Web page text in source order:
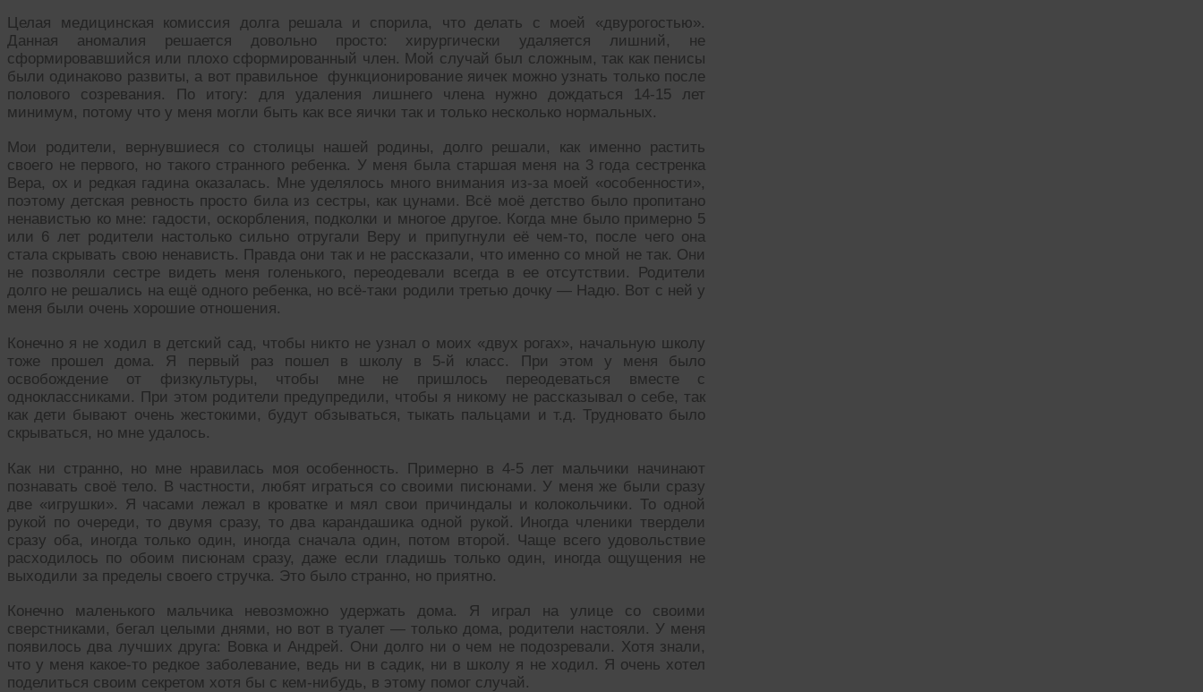
Целая медицинская комиссия долга решала и спорила, что делать с моей «двурогостью».
Данная аномалия решается довольно просто: хирургически удаляется лишний, не
сформировавшийся или плохо сформированный член. Мой случай был сложным, так как пенисы
были одинаково развиты, а вот правильное функционирование яичек можно узнать только после
полового созревания. По итогу: для удаления лишнего члена нужно дождаться 14-15 лет
минимум, потому что у меня могли быть как все яички так и только несколько нормальных.
Мои родители, вернувшиеся со столицы нашей родины, долго решали, как именно растить
своего не первого, но такого странного ребенка. У меня была старшая меня на 3 года сестренка
Вера, ох и редкая гадина оказалась. Мне уделялось много внимания из-за моей «особенности»,
поэтому детская ревность просто била из сестры, как цунами. Всё моё детство было пропитано
ненавистью ко мне: гадости, оскорбления, подколки и многое другое. Когда мне было примерно 5
или 6 лет родители настолько сильно отругали Веру и припугнули её чем-то, после чего она
стала скрывать свою ненависть. Правда они так и не рассказали, что именно со мной не так. Они
не позволяли сестре видеть меня голенького, переодевали всегда в ее отсутствии. Родители
долго не решались на ещё одного ребенка, но всё-таки родили третью дочку — Надю. Вот с ней у
меня были очень хорошие отношения.
Конечно я не ходил в детский сад, чтобы никто не узнал о моих «двух рогах», начальную школу
тоже прошел дома. Я первый раз пошел в школу в 5-й класс. При этом у меня было
освобождение от физкультуры, чтобы мне не пришлось переодеваться вместе с
одноклассниками. При этом родители предупредили, чтобы я никому не рассказывал о себе, так
как дети бывают очень жестокими, будут обзываться, тыкать пальцами и т.д. Трудновато было
скрываться, но мне удалось.
Как ни странно, но мне нравилась моя особенность. Примерно в 4-5 лет мальчики начинают
познавать своё тело. В частности, любят играться со своими писюнами. У меня же были сразу
две «игрушки». Я часами лежал в кроватке и мял свои причиндалы и колокольчики. То одной
рукой по очереди, то двумя сразу, то два карандашика одной рукой. Иногда членики твердели
сразу оба, иногда только один, иногда сначала один, потом второй. Чаще всего удовольствие
расходилось по обоим писюнам сразу, даже если гладишь только один, иногда ощущения не
выходили за пределы своего стручка. Это было странно, но приятно.
Конечно маленького мальчика невозможно удержать дома. Я играл на улице со своими
сверстниками, бегал целыми днями, но вот в туалет — только дома, родители настояли. У меня
появилось два лучших друга: Вовка и Андрей. Они долго ни о чем не подозревали. Хотя знали,
что у меня какое-то редкое заболевание, ведь ни в садик, ни в школу я не ходил. Я очень хотел
поделиться своим секретом хотя бы с кем-нибудь, в этому помог случай.